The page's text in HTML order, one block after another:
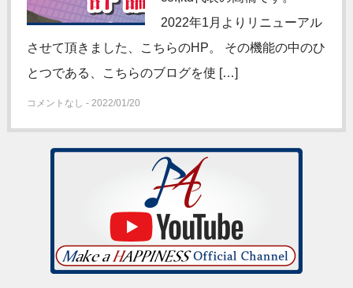
2022年1月よりリニューアル
させて頂きました、こちらのHP。 その機能の中のひ
とつである、こちらのブログを使 […]
コメントなし - 2022/01/20